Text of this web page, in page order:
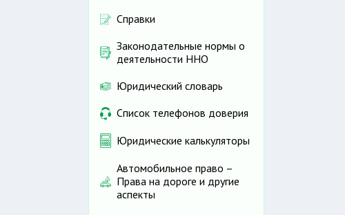
Справки
Законодательные нормы о
деятельности ННО
Юридический словарь
Список телефонов доверия
Юридические калькуляторы
Автомобильное право –
Права на дороге и другие
аспекты